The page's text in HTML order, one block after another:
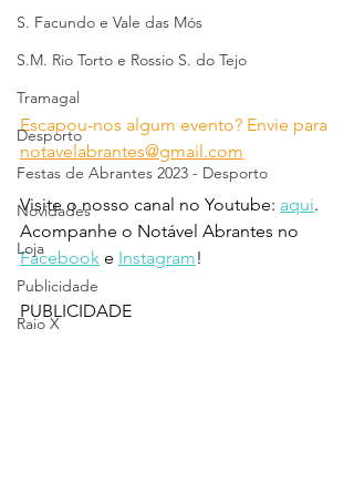
S. Facundo e Vale das Mós
S.M. Rio Torto e Rossio S. do Tejo
Tramagal
Desporto
Festas de Abrantes 2023 - Desporto
Novidades
Loja
Publicidade
Raio X
Escapou-nos algum evento? Envie para
notavelabrantes@gmail.com
Visite o nosso canal no Youtube: aqui.
Acompanhe o Notável Abrantes no
Facebook e Instagram!
PUBLICIDADE